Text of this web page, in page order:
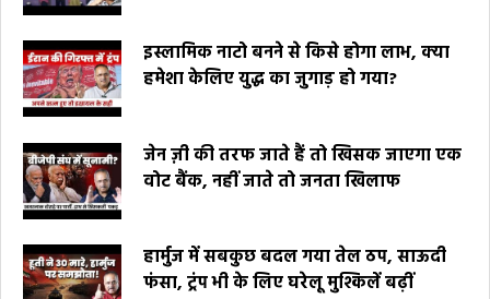
इस्लामिक नाटो बनने से किसे होगा लाभ, क्या
हमेशा केलिए युद्ध का जुगाड़ हो गया?
जेन ज़ी की तरफ जाते हैं तो खिसक जाएगा एक
वोट बैंक, नहीं जाते तो जनता खिलाफ
हार्मुज में सबकुछ बदल गया तेल ठप, साऊदी
फंसा, ट्रंप भी के लिए घरेलू मुश्किलें बढ़ीं